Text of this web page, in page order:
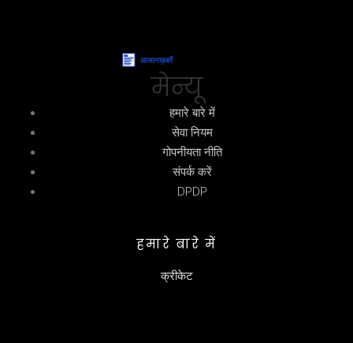
मेन्यू
हमारे बारे में
सेवा नियम
गोपनीयता नीति
संपर्क करें
DPDP
हमारे बारे में
क्रीकेट